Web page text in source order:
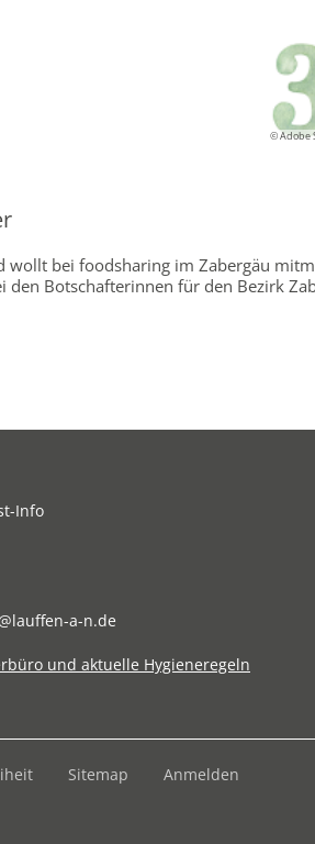
© Adobe
wollt bei foodsharing im Zabergäu
den Botschafterinnen für den Bezirk
Info
a-n.de
und aktuelle Hygieneregeln
Sitemap Anmelden